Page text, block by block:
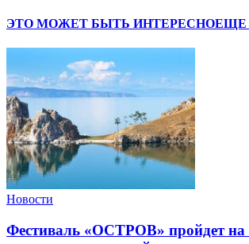
ЭТО МОЖЕТ БЫТЬ ИНТЕРЕСНОЕЩЕ
Новости
Фестиваль «ОСТРОВ» пройдет на